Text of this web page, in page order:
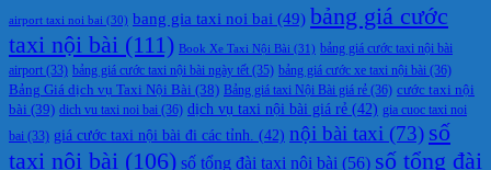
airport taxi noi bai (30) bang gia taxi noi bai (49) bảng giá cước
taxi nội bài (111) Book Xe Taxi Nội Bài (31) bảng giá cước taxi nội bài
airport (33) bảng giá cước taxi nội bài ngày tết (35) bảng giá cước xe taxi nội bài (36)
Bảng Giá dịch vụ Taxi Nội Bài (38) Bảng giá taxi Nội Bài giá rẻ (36) cước taxi nội
bài (39) dich vu taxi noi bai (36) dịch vụ taxi nội bài giá rẻ (42) gia cuoc taxi noi
bai (33) giá cước taxi nội bài đi các tỉnh. (42) nội bài taxi (73) số
taxi nội bài (106) số tổng đài taxi nội bài (56) số tổng đài